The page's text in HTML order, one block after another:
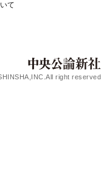
て
right reserved